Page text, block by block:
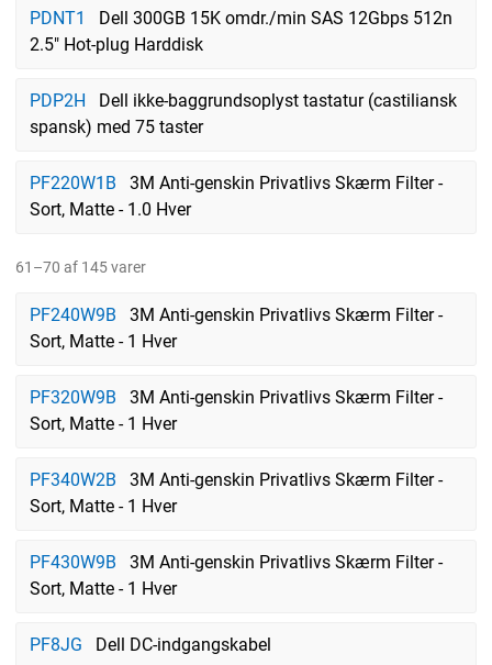
PDNT1
Dell 300GB 15K omdr./min SAS 12Gbps 512n
2.5" Hot-plug Harddisk
PDP2H
Dell ikke-baggrundsoplyst tastatur (castiliansk
spansk) med 75 taster
PF220W1B
3M Anti-genskin Privatlivs Skærm Filter -
Sort, Matte - 1.0 Hver
61–70 af 145 varer
PF240W9B
3M Anti-genskin Privatlivs Skærm Filter -
Sort, Matte - 1 Hver
PF320W9B
3M Anti-genskin Privatlivs Skærm Filter -
Sort, Matte - 1 Hver
PF340W2B
3M Anti-genskin Privatlivs Skærm Filter -
Sort, Matte - 1 Hver
PF430W9B
3M Anti-genskin Privatlivs Skærm Filter -
Sort, Matte - 1 Hver
PF8JG Dell DC-indgangskabel